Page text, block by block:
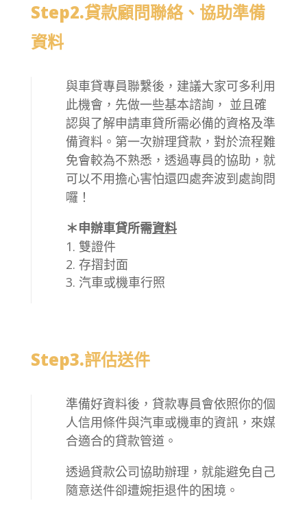
Step2.貸款顧問聯絡、協助準備
資料
與車貸專員聯繫後，建議大家可多利用
此機會，先做一些基本諮詢， 並且確
認與了解申請車貸所需必備的資格及準
備資料。第一次辦理貸款，對於流程難
免會較為不熟悉，透過專員的協助，就
可以不用擔心害怕還四處奔波到處詢問
囉！
＊申辦車貸所需資料
雙證件
存摺封面
汽車或機車行照
Step3.評估送件
準備好資料後，貸款專員會依照你的個
人信用條件與汽車或機車的資訊，來媒
合適合的貸款管道。
透過貸款公司協助辦理，就能避免自己
隨意送件卻遭婉拒退件的困境。